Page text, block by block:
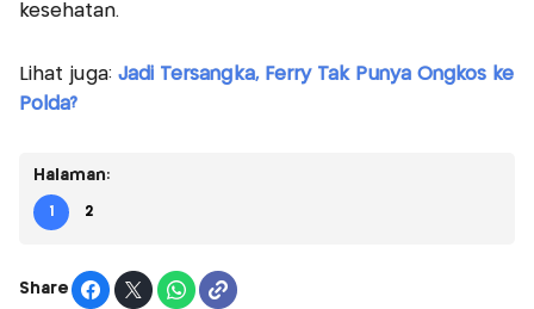
kesehatan.
Lihat juga: Jadi Tersangka, Ferry Tak Punya Ongkos ke
Polda?
Halaman:
1 2
Share